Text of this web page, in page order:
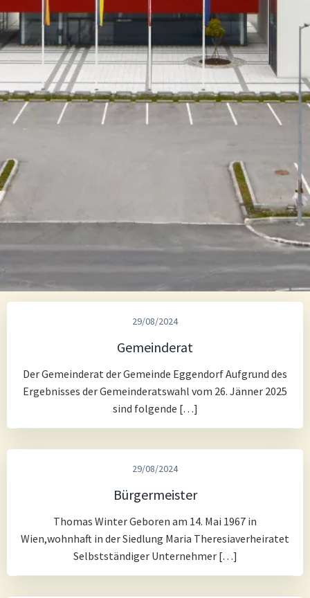
29/08/2024
Gemeinderat
Der Gemeinderat der Gemeinde Eggendorf Aufgrund des
Ergebnisses der Gemeinderatswahl vom 26. Jänner 2025
sind folgende […]
29/08/2024
Bürgermeister
Thomas Winter Geboren am 14. Mai 1967 in
Wien,wohnhaft in der Siedlung Maria Theresiaverheiratet
Selbstständiger Unternehmer […]